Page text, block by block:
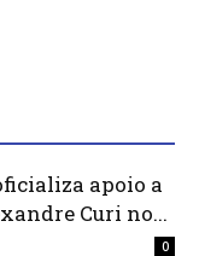
apoio a
Curi no...
0